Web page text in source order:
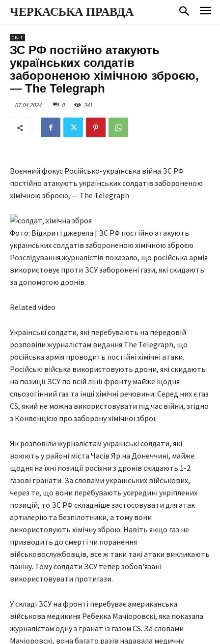
ЧЕРКАСЬКА ПРАВДА
СВІТ
ЗС РФ постійно атакують
українських солдатів
забороненою хімічною зброєю,
— The Telegraph
07.04.2024 0 341
Воєнний фокус Російсько-українська війна ЗС РФ
постійно атакують українських солдатів забороненою
хімічною зброєю, — The Telegraph
Фото: Відкриті джерела | ЗС РФ постійно атакують
українських солдатів забороненою хімічною зброєю
Розслідування журналістів показало, що російська армія
використовує проти ЗСУ заборонені гази, які скидають
за допомогою дронів.
Related video
Українські солдати, які перебувають на передовій
розповіли журналістам видання The Telegraph, що
російська армія проводить постійні хімічні атаки.
Російські війська використовують дрони, які скидають
на позиції ЗСУ по всій лінії фронту майже щодня
сльозогінний газ та інші хімічні речовини. Серед них є газ
CS, який не можна використовувати під час війни, згідно
з Конвенцією про заборону хімічної зброї.
Як розповіли журналістам українські солдати, які
воюють у районі міста Часів Яр на Донеччині, майже
щодня на їхні позиції росіяни з дронів скидають 1-2
газові гранати. За словами українських військових,
через те, що вони перебувають усередині укріплених
позицій, то ЗС РФ складніше застосовувати для атак
артилерію та безпілотники, а тому вони
використовують хімічну зброю. Навіть якщо газ не
призводить до смерті чи поранення
військовослужбовців, все ж таки такі атаки викликають
паніку. Тому солдати ЗСУ тепер зобов'язані
використовувати протигази.
У складі ЗСУ на фронті перебуває американська
військова медикиня Ребекка Мачіоровскі, яка показала
журналістам одну з гранат із газом CS. За словами
Мачіоровскі, вона багато разів надавала медичну